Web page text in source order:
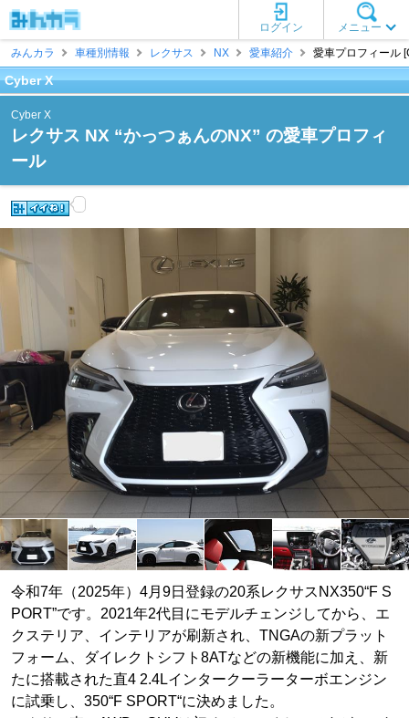
メニュー
ログイン
みんカラ
車種別情報 レクサス NX 愛車紹介 愛車プロフィール
Cyber X
Cyber X
レクサス NX “かっつぁんのNX” の愛車プロフィ
ール
令和7年（2025年）4月9日登録の20系レクサスNX350“F S
PORT”です。2021年2代目にモデルチェンジしてから、エ
クステリア、インテリアが刷新され、TNGAの新プラット
フォーム、ダイレクトシフト8ATなどの新機能に加え、新
たに搭載された直4 2.4Lインタークーラーターボエンジン
に試乗し、350“F SPORT“に決めました。